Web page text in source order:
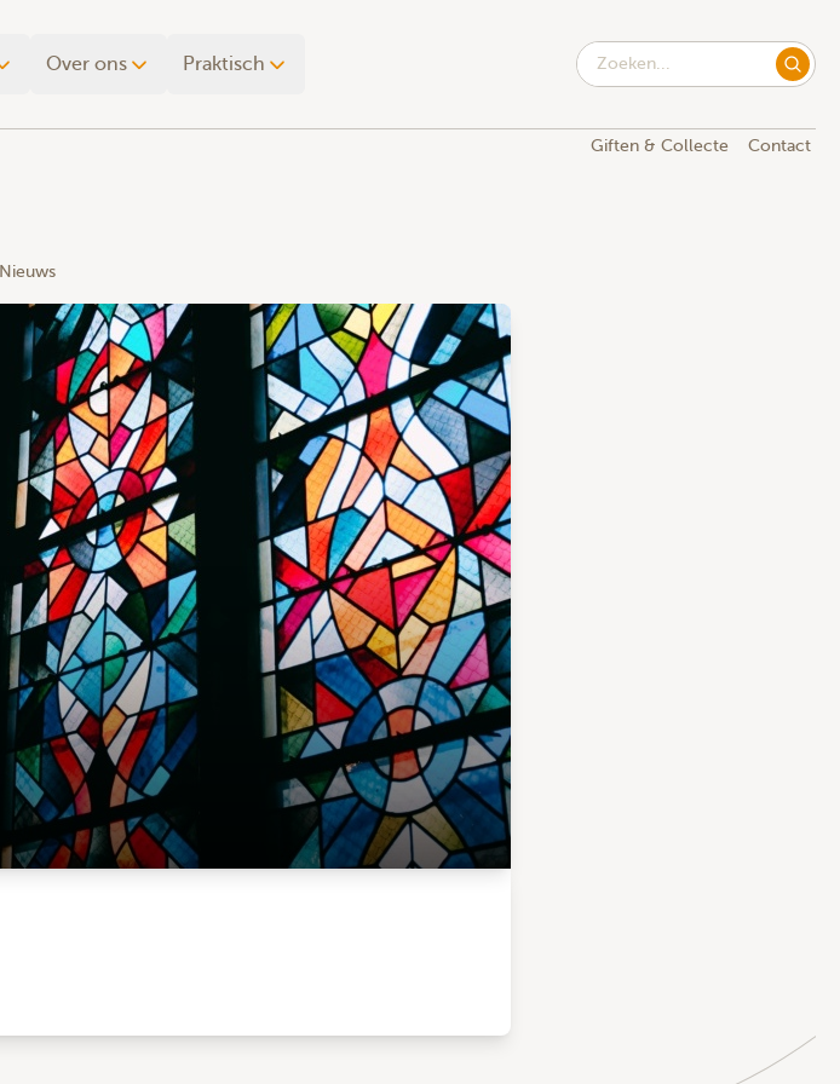
Over ons Praktisch
Giften & Collecte Contact
Nieuws